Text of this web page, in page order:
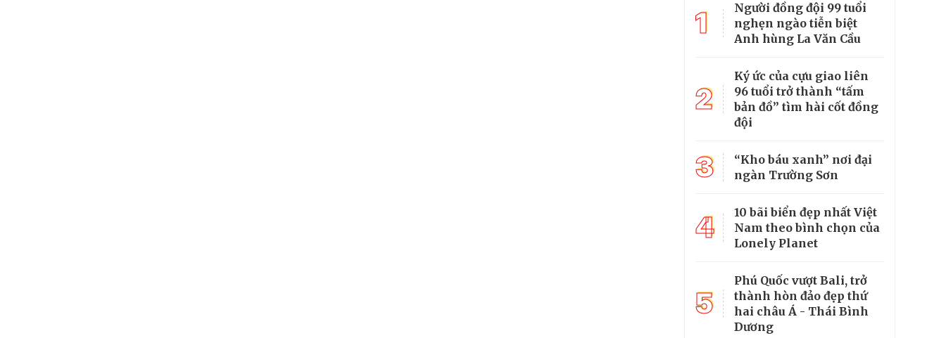
1
Người đồng đội 99 tuổi
nghẹn ngào tiễn biệt
Anh hùng La Văn Cầu
2
Ký ức của cựu giao liên
96 tuổi trở thành “tấm
bản đồ” tìm hài cốt đồng
đội
3
“Kho báu xanh” nơi đại
ngàn Trường Sơn
4
10 bãi biển đẹp nhất Việt
Nam theo bình chọn của
Lonely Planet
5
Phú Quốc vượt Bali, trở
thành hòn đảo đẹp thứ
hai châu Á - Thái Bình
Dương